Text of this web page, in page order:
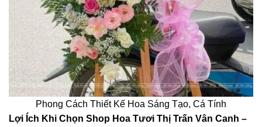
Phong Cách Thiết Kế Hoa Sáng Tạo, Cá Tính
Lợi Ích Khi Chọn Shop Hoa Tươi Thị Trấn Vân Canh –